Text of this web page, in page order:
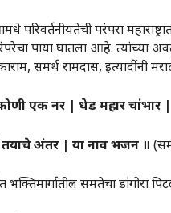
परिवर्तनीयतेची परंपरा
पाया घातला आहे. त्यांच्या
समर्थ रामदास, इत्यादींनी
एकनर| धेडमहारचांभार|
तयाचेअंतर| यानावभजन ॥
समतेचा डांगोरा